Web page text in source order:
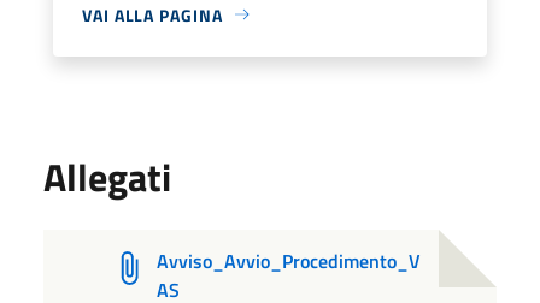
VAI ALLA PAGINA
Allegati
Avviso_Avvio_Procedimento_V
AS